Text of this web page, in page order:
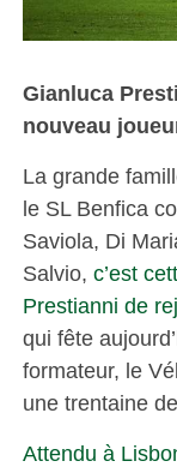
Gianluca
nouveau
La grande
le SL Benfica
Saviola, Di
Salvio, c’est
Prestianni de
qui fête
formateur, le
une trentaine
Attendu à